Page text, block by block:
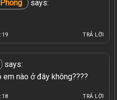
says:
TRẢ LỜI
says:
em nào ở đây không????
TRẢ LỜI